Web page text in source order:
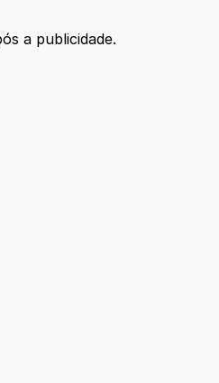
a publicidade.